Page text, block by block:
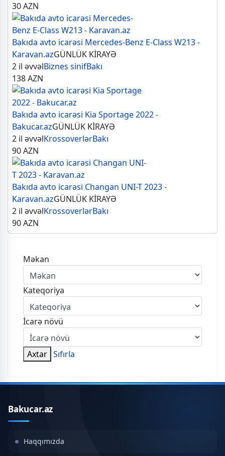
30AZN
Bakıda avto icarəsi Mercedes-Benz E-Class W213 -
Karavan.azGÜNLÜK KİRAYƏ
2 il əvvəlBiznes sinifBakı
138AZN
Bakıda avto icarəsi Kia Sportage 2022 -
Bakucar.azGÜNLÜK KİRAYƏ
2 il əvvəlKrossoverlərBakı
90AZN
Bakıda avto icarəsi Changan UNI-T 2023 -
Karavan.azGÜNLÜK KİRAYƏ
2 il əvvəlKrossoverlərBakı
90AZN
Məkan
Kateqoriya
İcarə növü
Axtar Sıfırla
Bakucar.az
Haqqımızda